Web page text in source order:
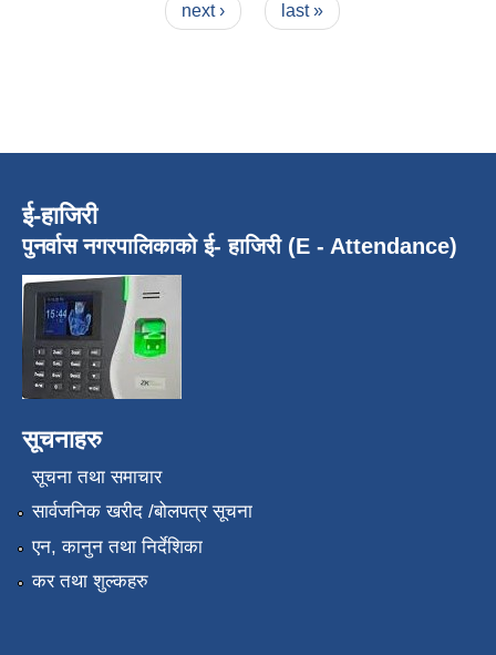
next ›
last »
ई-हाजिरी
पुनर्वास नगरपालिकाको ई- हाजिरी (E - Attendance)
सूचनाहरु
सूचना तथा समाचार
सार्वजनिक खरीद /बोलपत्र सूचना
एन, कानुन तथा निर्देशिका
कर तथा शुल्कहरु